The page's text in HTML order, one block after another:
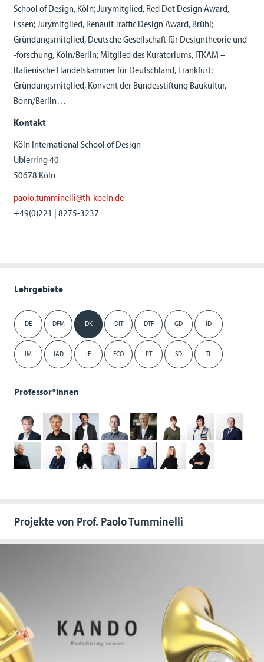
Lehrgebiete
DE DFM DK DIT DTF GD ID
IM IAD IF ECO PT SD TL
Professor*innen
School of Design, Köln; Jurymitglied, Red Dot Design Award,
Essen; Jurymitglied, Renault Traffic Design Award, Brühl;
Gründungsmitglied, Deutsche Gesellschaft für Designtheorie und
-forschung, Köln/Berlin; Mitglied des Kuratoriums, ITKAM –
Italienische Handelskammer für Deutschland, Frankfurt;
Gründungsmitglied, Konvent der Bundesstiftung Baukultur,
Bonn/Berlin…
Kontakt
Köln International School of Design
Ubierring 40
50678 Köln
paolo.tumminelli@th-koeln.de
+49(0)221 | 8275-3237
Projekte von Prof. Paolo Tumminelli